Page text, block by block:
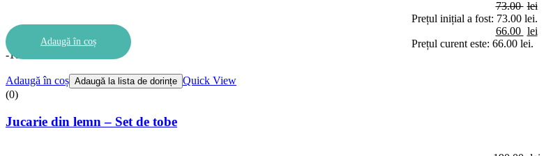
73.00 lei
Prețul inițial a fost: 73.00 lei.
66.00 lei
Prețul curent este: 66.00 lei.
Adaugă în coș
-10%
Adaugă în coș Adaugă la lista de dorințe Quick View
(0)
Jucarie din lemn – Set de tobe